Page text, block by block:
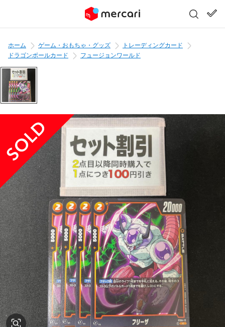
ホーム ゲーム・おもちゃ・グッズ
トレーディングカード
ドラゴンボールカード
フュージョンワールド